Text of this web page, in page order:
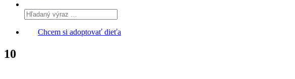
Chcem si adoptovať dieťa
10